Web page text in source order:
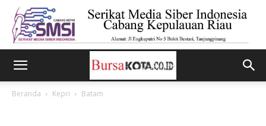
Beranda Kepri Batam